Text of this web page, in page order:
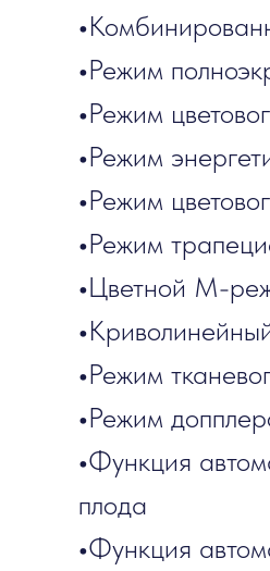
•
•Режим
•Режим
•Режим
•Режим
•Режим
•Цветной М-
•
•Режим
•Режим
•Функция
плода
•Функция